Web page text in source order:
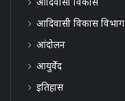
आदिवासी विकास विभाग
आंदोलन
आयुर्वेद
इतिहास